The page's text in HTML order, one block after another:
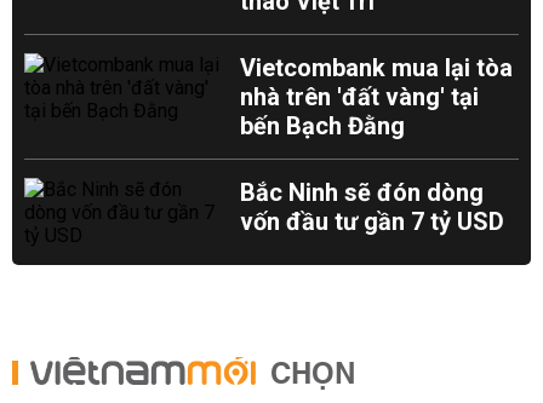
Vietcombank mua lại tòa
nhà trên 'đất vàng' tại
bến Bạch Đằng
Bắc Ninh sẽ đón dòng
vốn đầu tư gần 7 tỷ USD
CHỌN